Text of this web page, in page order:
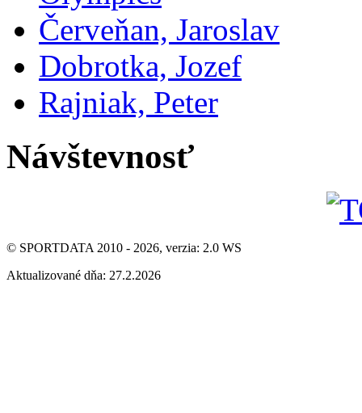
Červeňan, Jaroslav
Dobrotka, Jozef
Rajniak, Peter
Návštevnosť
© SPORTDATA 2010 - 2026, verzia: 2.0 WS
Aktualizované dňa: 27.2.2026